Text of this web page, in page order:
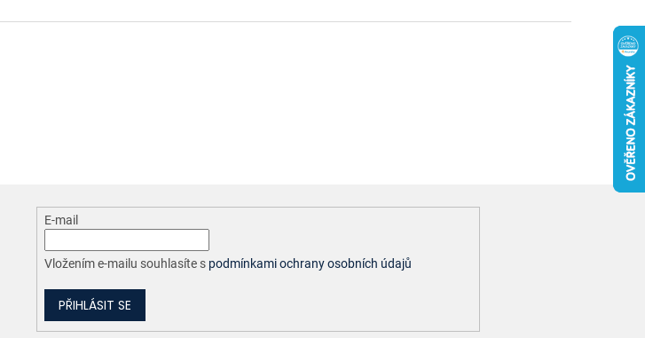
E-mail
Vložením e-mailu souhlasíte s podmínkami ochrany osobních údajů
PŘIHLÁSIT SE